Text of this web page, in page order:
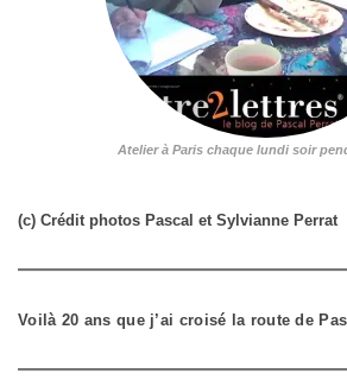
Atelier à Paris chaque lundi soir
(c) Crédit photos Pascal et Sylvianne Perrat
Voilà 20 ans que j’ai croisé la route de